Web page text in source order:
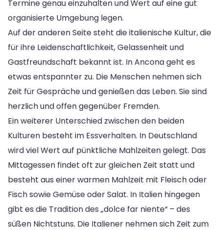
Termine genau einzuhalten und Wert auf eine gut
organisierte Umgebung legen.
Auf der anderen Seite steht die italienische Kultur, die
für ihre Leidenschaftlichkeit, Gelassenheit und
Gastfreundschaft bekannt ist. In Ancona geht es
etwas entspannter zu. Die Menschen nehmen sich
Zeit für Gespräche und genießen das Leben. Sie sind
herzlich und offen gegenüber Fremden.
Ein weiterer Unterschied zwischen den beiden
Kulturen besteht im Essverhalten. In Deutschland
wird viel Wert auf pünktliche Mahlzeiten gelegt. Das
Mittagessen findet oft zur gleichen Zeit statt und
besteht aus einer warmen Mahlzeit mit Fleisch oder
Fisch sowie Gemüse oder Salat. In Italien hingegen
gibt es die Tradition des „dolce far niente“ – des
süßen Nichtstuns. Die Italiener nehmen sich Zeit zum